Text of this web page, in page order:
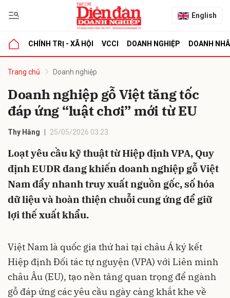
English
CHÍNH TRỊ - XÃ HỘI VCCI DOANH NGHIỆP DOANH
Trang chủ Doanh nghiệp
Doanh nghiệp gỗ Việt tăng tốc
đáp ứng “luật chơi” mới từ EU
Thy Hằng 25/05/2026 03:23
Loạt yêu cầu kỹ thuật từ Hiệp định VPA, Quy
định EUDR đang khiến doanh nghiệp gỗ Việt
Nam đẩy nhanh truy xuất nguồn gốc, số hóa
dữ liệu và hoàn thiện chuỗi cung ứng để giữ
lợi thế xuất khẩu.
Việt Nam là quốc gia thứ hai tại châu Á ký kết
Hiệp định Đối tác tự nguyện (VPA) với Liên minh
châu Âu (EU), tạo nền tảng quan trọng để ngành
gỗ đáp ứng các yêu cầu ngày càng khắt khe về
luận
Hủy